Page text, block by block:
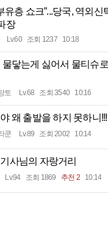
유층 쇼크”...당국, 역외신
장
Lv.60 조회 1237 10:18
물닿는게 싫어서 물티슈
토 Lv.68 조회 3540 10:16
왜 출발을 하지 못하니
쿤 Lv.89 조회 2002 10:14
사님의 자랑거리
Lv.94 조회 1869 추천 2 10:14